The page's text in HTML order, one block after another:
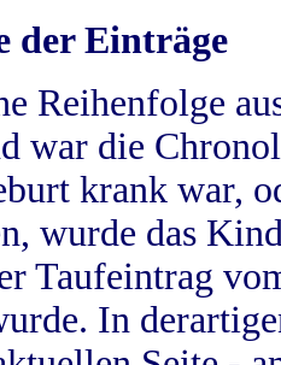
der Einträge
Reihenfolge
war die
krank war,
wurde das
Taufeintrag
In